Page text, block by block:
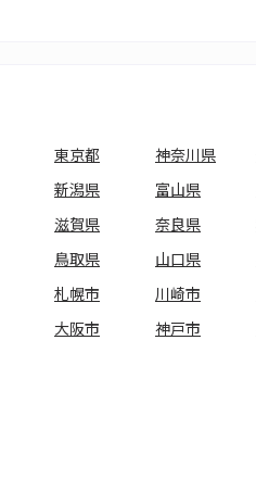
東京都 神奈川県
新潟県 富山県
滋賀県 奈良県
鳥取県 山口県
札幌市 川崎市
大阪市 神戸市